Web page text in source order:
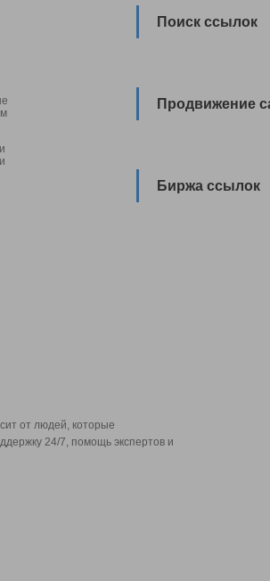
Поиск ссылок
Продвижение
Биржа ссылок
от людей, которые
24/7, помощь экспертов и